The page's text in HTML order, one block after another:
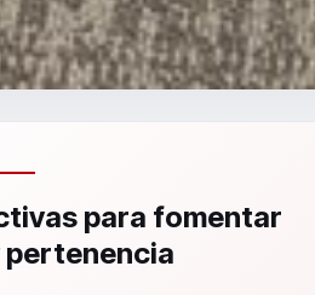
para fomentar
pertenencia